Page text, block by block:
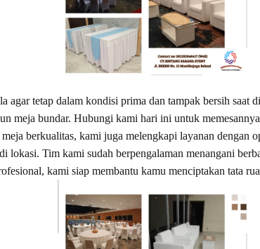
agar tetap dalam kondisi prima dan tampak bersih saat
meja bundar. Hubungi kami hari ini untuk
berkualitas, kami juga melengkapi layanan dengan
lokasi. Tim kami sudah berpengalaman menangani
kami siap membantu kamu menciptakan tata